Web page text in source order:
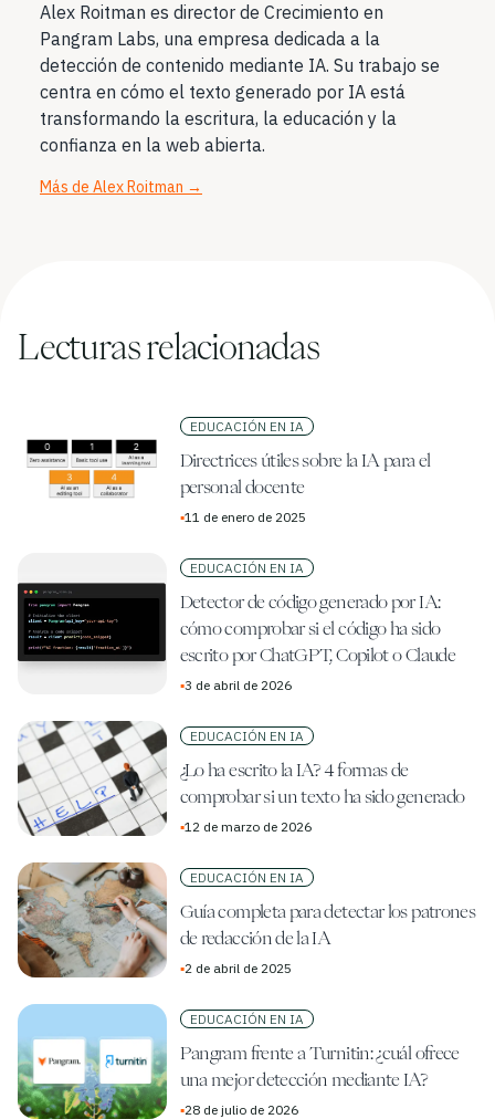
Alex Roitman es director de Crecimiento en
Pangram Labs, una empresa dedicada a la
detección de contenido mediante IA. Su trabajo se
centra en cómo el texto generado por IA está
transformando la escritura, la educación y la
confianza en la web abierta.
Más de Alex Roitman →
Lecturas relacionadas
EDUCACIÓN EN IA
Directrices útiles sobre la IA para el
personal docente
▪11 de enero de 2025
EDUCACIÓN EN IA
Detector de código generado por IA:
cómo comprobar si el código ha sido
escrito por ChatGPT, Copilot o Claude
▪3 de abril de 2026
EDUCACIÓN EN IA
¿Lo ha escrito la IA? 4 formas de
comprobar si un texto ha sido generado
▪12 de marzo de 2026
EDUCACIÓN EN IA
Guía completa para detectar los patrones
de redacción de la IA
▪2 de abril de 2025
EDUCACIÓN EN IA
Pangram frente a Turnitin: ¿cuál ofrece
una mejor detección mediante IA?
▪28 de julio de 2026